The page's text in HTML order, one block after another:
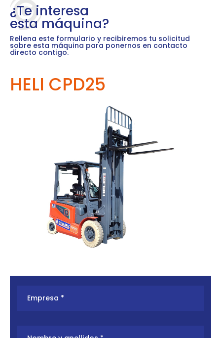
¿Te interesa
esta máquina?
Rellena este formulario y recibiremos tu solicitud
sobre esta máquina para ponernos en contacto
directo contigo.
HELI CPD25